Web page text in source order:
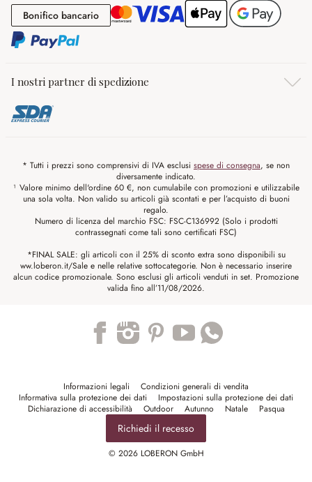
Bonifico bancarioBonifico bancario
I nostri partner di spedizione
* Tutti i prezzi sono comprensivi di IVA esclusi spese di consegna, se non
diversamente indicato.
¹ Valore minimo dell'ordine 60 €, non cumulabile con promozioni e utilizzabile
una sola volta. Non valido su articoli già scontati e per l’acquisto di buoni
regalo.
Numero di licenza del marchio FSC: FSC-C136992 (Solo i prodotti
contrassegnati come tali sono certificati FSC)
*FINAL SALE: gli articoli con il 25% di sconto extra sono disponibili su
ww.loberon.it/Sale e nelle relative sottocategorie. Non è necessario inserire
alcun codice promozionale. Sono esclusi gli articoli venduti in set. Promozione
valida fino all’11/08/2026.
Informazioni legali
Condizioni generali di vendita
Informativa sulla protezione dei dati
Impostazioni sulla protezione dei dati
Dichiarazione di accessibilità
Outdoor Autunno Natale Pasqua
Richiedi il recesso
© 2026 LOBERON GmbH